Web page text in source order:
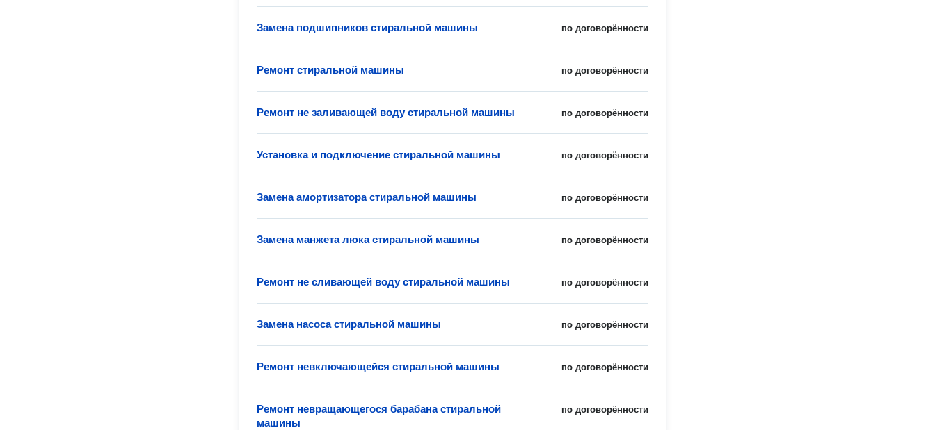
по договорённости
Замена подшипников стиральной машины
по договорённости
Ремонт стиральной машины
по договорённости
Ремонт не заливающей воду стиральной машины
по договорённости
Установка и подключение стиральной машины
по договорённости
Замена амортизатора стиральной машины
по договорённости
Замена манжета люка стиральной машины
по договорённости
Ремонт не сливающей воду стиральной машины
по договорённости
Замена насоса стиральной машины
по договорённости
Ремонт невключающейся стиральной машины
по договорённости
Ремонт невращающегося барабана стиральной
машины